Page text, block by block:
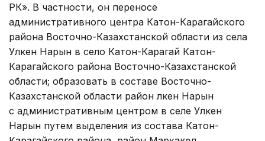
РК». В частности, он переносе
административного центра Катон-Карагайского
района Восточно-Казахстанской области из села
Улкен Нарын в село Катон-Карагай Катон-
Карагайского района Восточно-Казахстанской
области; образовать в составе Восточно-
Казахстанской области район Үлкен Нарын
с административным центром в селе Улкен
Нарын путем выделения из состава Катон-